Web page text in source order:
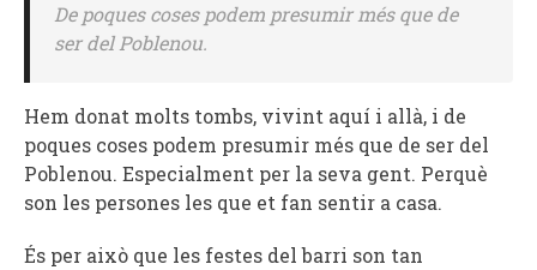
De poques coses podem presumir més que de
ser del Poblenou.
Hem donat molts tombs, vivint aquí i allà, i de
poques coses podem presumir més que de ser del
Poblenou. Especialment per la seva gent. Perquè
son les persones les que et fan sentir a casa.
És per això que les festes del barri son tan